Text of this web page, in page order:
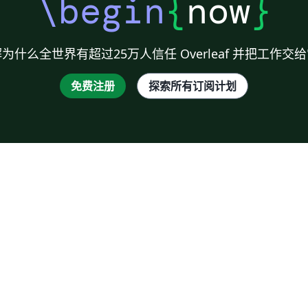
\begin{ now}
什么全世界有超过25万人信任 Overleaf 并把工作交
免费注册 探索所有订阅计划